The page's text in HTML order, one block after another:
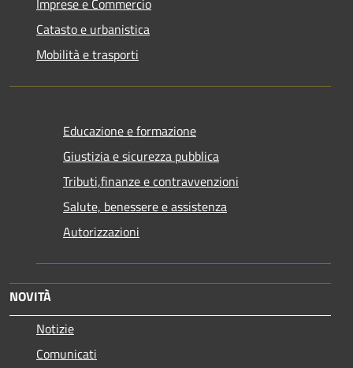
Imprese e Commercio
Catasto e urbanistica
Mobilità e trasporti
Educazione e formazione
Giustizia e sicurezza pubblica
Tributi,finanze e contravvenzioni
Salute, benessere e assistenza
Autorizzazioni
NOVITÀ
Notizie
Comunicati